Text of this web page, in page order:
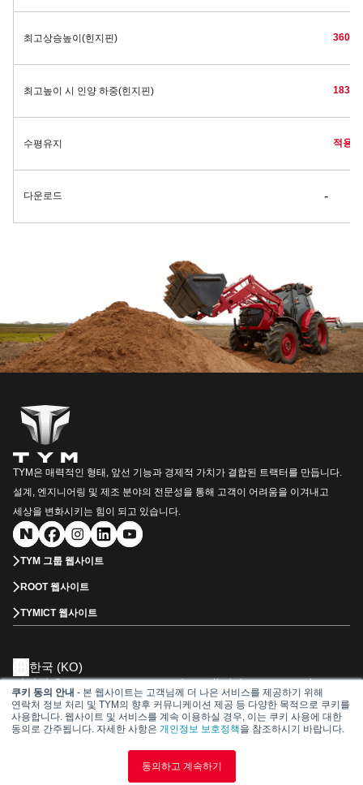
쿠키 동의 안내 - 본 웹사이트는 고객님께 더 나은 서비스를 제공하기 위해
연락처 정보 처리 및 TYM의 향후 커뮤니케이션 제공 등 다양한 목적으로 쿠키를
사용합니다. 웹사이트 및 서비스를 계속 이용하실 경우, 이는 쿠키 사용에 대한
동의로 간주됩니다. 자세한 사항은 개인정보 보호정책을 참조하시기 바랍니다.
동의하고 계속하기
최고상승높이(힌지핀) 3600
최고높이 시 인양 하중(힌지핀) 1839
수평유지 적용
다운로드 -
TYM은 매력적인 형태, 앞선 기능과 경제적 가치가 결합된 트랙터를 만듭니다.
설계, 엔지니어링 및 제조 분야의 전문성을 통해 고객이 어려움을 이겨내고
세상을 변화시키는 힘이 되고 있습니다.
TYM 그룹 웹사이트
ROOT 웹사이트
TYMICT 웹사이트
한국 (KO)
저작권 © 2026 TYM Corporation. All Rights Reserved.
㈜TYM 대표이사 : 김희용, 김소원
사업자등록번호 : 106-81-28552
Dealership 서비스 관리
부품 카달로그